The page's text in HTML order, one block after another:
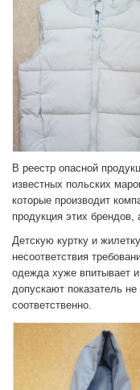
В реестр опасной
известных польских
которые производит
продукция этих
Детскую куртку и
несоответствия
одежда хуже впитывает
допускают показатель
соответственно.